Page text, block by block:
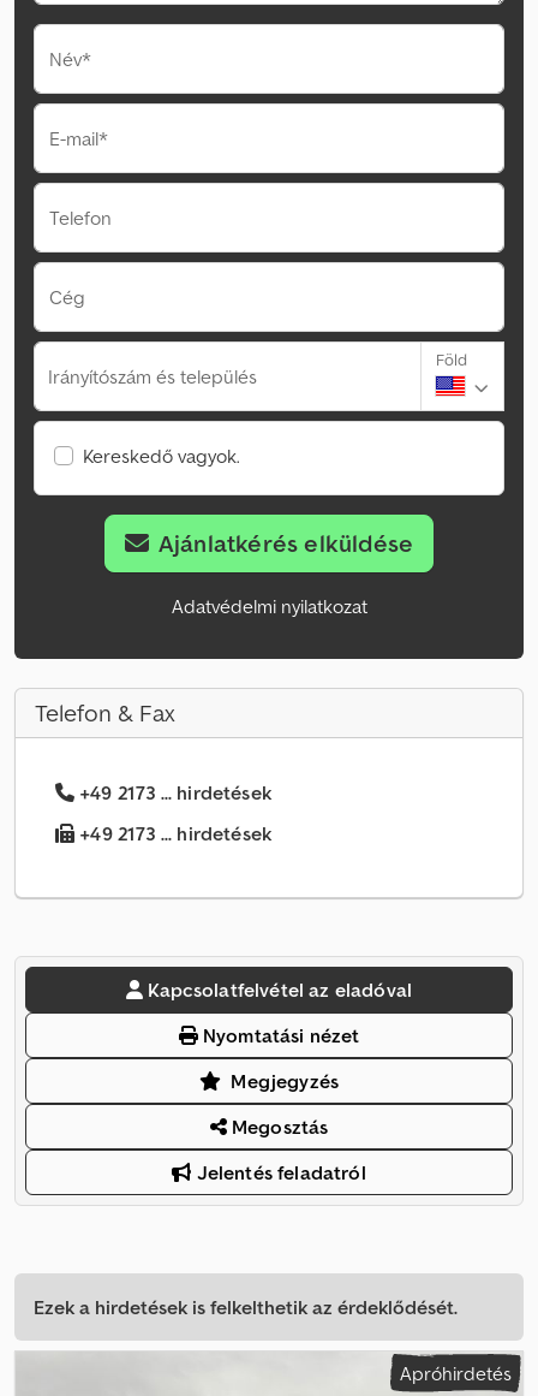
Név*
E-mail*
Telefon
Cég
Irányítószám és település
Föld
Kereskedő vagyok.
Ajánlatkérés elküldése
Adatvédelmi nyilatkozat
Telefon & Fax
+49 2173 ... hirdetések
+49 2173 ... hirdetések
Kapcsolatfelvétel az eladóval
Nyomtatási nézet
Megjegyzés
Megosztás
Jelentés feladatról
Ezek a hirdetések is felkelthetik az érdeklődését.
Apróhirdetés